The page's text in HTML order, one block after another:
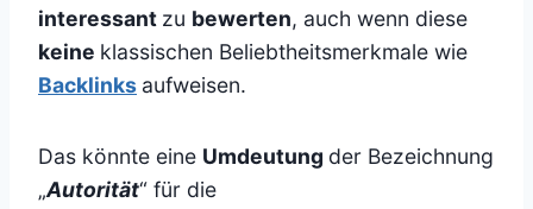
interessant zu bewerten, auch wenn diese
keine klassischen Beliebtheitsmerkmale wie
Backlinks aufweisen.
Das könnte eine Umdeutung der Bezeichnung
„Autorität“ für die